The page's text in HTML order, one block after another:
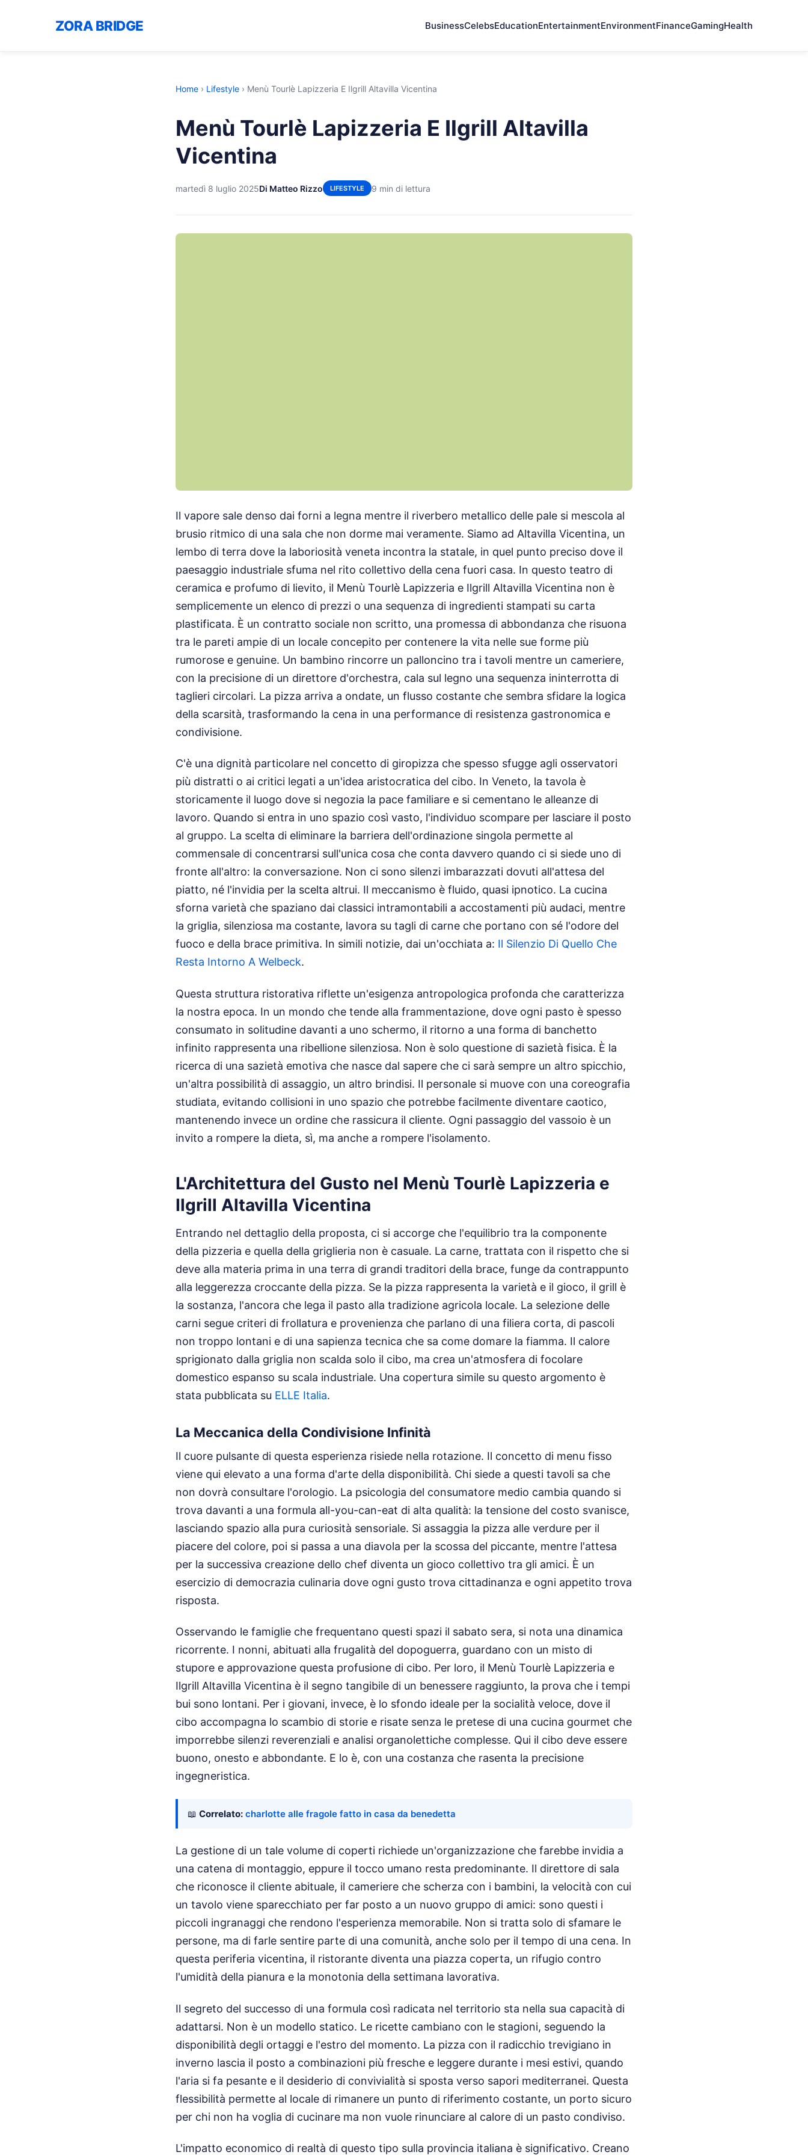
ZORA BRIDGE BusinessCelebsEducationEntertainmentEnvironmentFinanceGamingHealth
Home › Lifestyle › Menù Tourlè Lapizzeria E Ilgrill Altavilla Vicentina
Menù Tourlè Lapizzeria E Ilgrill Altavilla
Vicentina
martedì 8 luglio 2025Di Matteo Rizzo LIFESTYLE 9 min di lettura
Il vapore sale denso dai forni a legna mentre il riverbero metallico delle pale si mescola al
brusio ritmico di una sala che non dorme mai veramente. Siamo ad Altavilla Vicentina, un
lembo di terra dove la laboriosità veneta incontra la statale, in quel punto preciso dove il
paesaggio industriale sfuma nel rito collettivo della cena fuori casa. In questo teatro di
ceramica e profumo di lievito, il Menù Tourlè Lapizzeria e Ilgrill Altavilla Vicentina non è
semplicemente un elenco di prezzi o una sequenza di ingredienti stampati su carta
plastificata. È un contratto sociale non scritto, una promessa di abbondanza che risuona
tra le pareti ampie di un locale concepito per contenere la vita nelle sue forme più
rumorose e genuine. Un bambino rincorre un palloncino tra i tavoli mentre un cameriere,
con la precisione di un direttore d'orchestra, cala sul legno una sequenza ininterrotta di
taglieri circolari. La pizza arriva a ondate, un flusso costante che sembra sfidare la logica
della scarsità, trasformando la cena in una performance di resistenza gastronomica e
condivisione.
C'è una dignità particolare nel concetto di giropizza che spesso sfugge agli osservatori
più distratti o ai critici legati a un'idea aristocratica del cibo. In Veneto, la tavola è
storicamente il luogo dove si negozia la pace familiare e si cementano le alleanze di
lavoro. Quando si entra in uno spazio così vasto, l'individuo scompare per lasciare il posto
al gruppo. La scelta di eliminare la barriera dell'ordinazione singola permette al
commensale di concentrarsi sull'unica cosa che conta davvero quando ci si siede uno di
fronte all'altro: la conversazione. Non ci sono silenzi imbarazzati dovuti all'attesa del
piatto, né l'invidia per la scelta altrui. Il meccanismo è fluido, quasi ipnotico. La cucina
sforna varietà che spaziano dai classici intramontabili a accostamenti più audaci, mentre
la griglia, silenziosa ma costante, lavora su tagli di carne che portano con sé l'odore del
fuoco e della brace primitiva. In simili notizie, dai un'occhiata a: Il Silenzio Di Quello Che
Resta Intorno A Welbeck.
Questa struttura ristorativa riflette un'esigenza antropologica profonda che caratterizza
la nostra epoca. In un mondo che tende alla frammentazione, dove ogni pasto è spesso
consumato in solitudine davanti a uno schermo, il ritorno a una forma di banchetto
infinito rappresenta una ribellione silenziosa. Non è solo questione di sazietà fisica. È la
ricerca di una sazietà emotiva che nasce dal sapere che ci sarà sempre un altro spicchio,
un'altra possibilità di assaggio, un altro brindisi. Il personale si muove con una coreografia
studiata, evitando collisioni in uno spazio che potrebbe facilmente diventare caotico,
mantenendo invece un ordine che rassicura il cliente. Ogni passaggio del vassoio è un
invito a rompere la dieta, sì, ma anche a rompere l'isolamento.
L'Architettura del Gusto nel Menù Tourlè Lapizzeria e
Ilgrill Altavilla Vicentina
Entrando nel dettaglio della proposta, ci si accorge che l'equilibrio tra la componente
della pizzeria e quella della griglieria non è casuale. La carne, trattata con il rispetto che si
deve alla materia prima in una terra di grandi traditori della brace, funge da contrappunto
alla leggerezza croccante della pizza. Se la pizza rappresenta la varietà e il gioco, il grill è
la sostanza, l'ancora che lega il pasto alla tradizione agricola locale. La selezione delle
carni segue criteri di frollatura e provenienza che parlano di una filiera corta, di pascoli
non troppo lontani e di una sapienza tecnica che sa come domare la fiamma. Il calore
sprigionato dalla griglia non scalda solo il cibo, ma crea un'atmosfera di focolare
domestico espanso su scala industriale. Una copertura simile su questo argomento è
stata pubblicata su ELLE Italia.
La Meccanica della Condivisione Infinità
Il cuore pulsante di questa esperienza risiede nella rotazione. Il concetto di menu fisso
viene qui elevato a una forma d'arte della disponibilità. Chi siede a questi tavoli sa che
non dovrà consultare l'orologio. La psicologia del consumatore medio cambia quando si
trova davanti a una formula all-you-can-eat di alta qualità: la tensione del costo svanisce,
lasciando spazio alla pura curiosità sensoriale. Si assaggia la pizza alle verdure per il
piacere del colore, poi si passa a una diavola per la scossa del piccante, mentre l'attesa
per la successiva creazione dello chef diventa un gioco collettivo tra gli amici. È un
esercizio di democrazia culinaria dove ogni gusto trova cittadinanza e ogni appetito trova
risposta.
Osservando le famiglie che frequentano questi spazi il sabato sera, si nota una dinamica
ricorrente. I nonni, abituati alla frugalità del dopoguerra, guardano con un misto di
stupore e approvazione questa profusione di cibo. Per loro, il Menù Tourlè Lapizzeria e
Ilgrill Altavilla Vicentina è il segno tangibile di un benessere raggiunto, la prova che i tempi
bui sono lontani. Per i giovani, invece, è lo sfondo ideale per la socialità veloce, dove il
cibo accompagna lo scambio di storie e risate senza le pretese di una cucina gourmet che
imporrebbe silenzi reverenziali e analisi organolettiche complesse. Qui il cibo deve essere
buono, onesto e abbondante. E lo è, con una costanza che rasenta la precisione
ingegneristica.
📖 Correlato: charlotte alle fragole fatto in casa da benedetta
La gestione di un tale volume di coperti richiede un'organizzazione che farebbe invidia a
una catena di montaggio, eppure il tocco umano resta predominante. Il direttore di sala
che riconosce il cliente abituale, il cameriere che scherza con i bambini, la velocità con cui
un tavolo viene sparecchiato per far posto a un nuovo gruppo di amici: sono questi i
piccoli ingranaggi che rendono l'esperienza memorabile. Non si tratta solo di sfamare le
persone, ma di farle sentire parte di una comunità, anche solo per il tempo di una cena. In
questa periferia vicentina, il ristorante diventa una piazza coperta, un rifugio contro
l'umidità della pianura e la monotonia della settimana lavorativa.
Il segreto del successo di una formula così radicata nel territorio sta nella sua capacità di
adattarsi. Non è un modello statico. Le ricette cambiano con le stagioni, seguendo la
disponibilità degli ortaggi e l'estro del momento. La pizza con il radicchio trevigiano in
inverno lascia il posto a combinazioni più fresche e leggere durante i mesi estivi, quando
l'aria si fa pesante e il desiderio di convivialità si sposta verso sapori mediterranei. Questa
flessibilità permette al locale di rimanere un punto di riferimento costante, un porto sicuro
per chi non ha voglia di cucinare ma non vuole rinunciare al calore di un pasto condiviso.
L'impatto economico di realtà di questo tipo sulla provincia italiana è significativo. Creano